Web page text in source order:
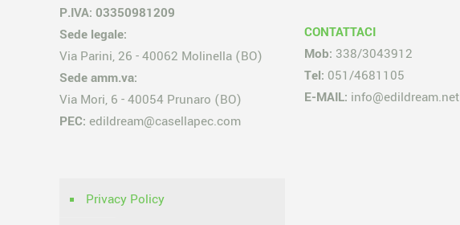
P.IVA: 03350981209
Sede legale:
Via Parini, 26 - 40062 Molinella (BO)
Sede amm.va:
Via Mori, 6 - 40054 Prunaro (BO)
PEC: edildream@casellapec.com
Privacy Policy
CONTATTACI
Mob: 338/3043912
Tel: 051/4681105
E-MAIL: info@edildream.net